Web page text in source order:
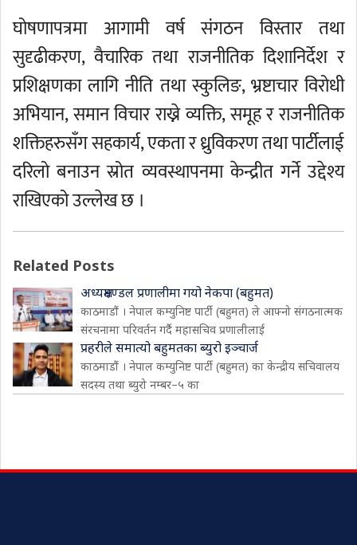
घोषणापत्रमा आगामी वर्ष संगठन विस्तार तथा
सुदृढीकरण, वैचारिक तथा राजनीतिक दिशानिर्देश र
प्रशिक्षणका लागि नीति तथा स्कुलिङ, भ्रष्टाचार विरोधी
अभियान, समान विचार राख्ने व्यक्ति, समूह र राजनीतिक
शक्तिहरुसँग सहकार्य, एकता र ध्रुविकरण तथा पार्टीलाई
दरिलो बनाउन स्रोत व्यवस्थापनमा केन्द्रीत गर्ने उद्देश्य
राखिएको उल्लेख छ ।
Related Posts
अध्यक्षमण्डल प्रणालीमा गयो नेकपा (बहुमत)
काठमाडौं । नेपाल कम्युनिष्ट पार्टी (बहुमत) ले आफ्नो संगठनात्मक
संरचनामा परिवर्तन गर्दै महासचिव प्रणालीलाई
प्रहरीले समात्यो बहुमतका ब्युरो इञ्चार्ज
काठमाडौं । नेपाल कम्युनिष्ट पार्टी (बहुमत) का केन्द्रीय सचिवालय
सदस्य तथा ब्युरो नम्बर–५ का